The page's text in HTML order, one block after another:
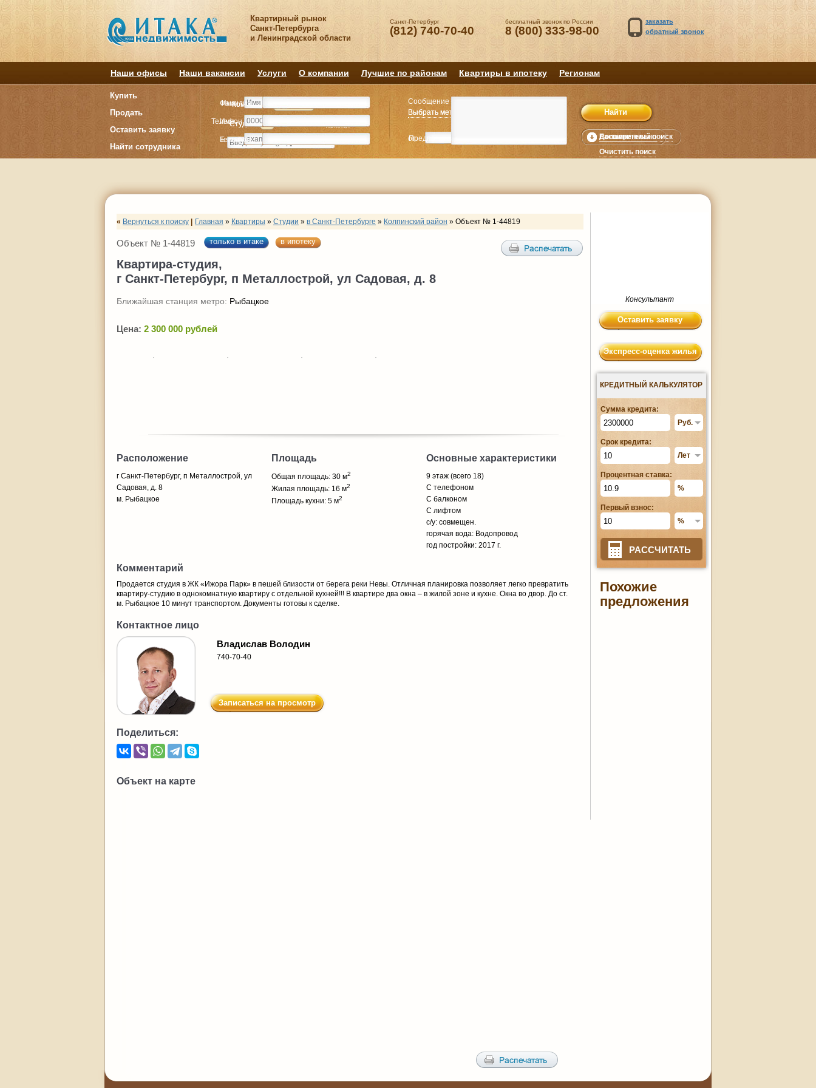
Квартирный рынок
Санкт-Петербурга
и Ленинградской области
Санкт-Петербург
(812) 740-70-40
бесплатный звонок по России
8 (800) 333-98-00
заказать
обратный звонок
Наши офисы Наши вакансии Услуги О компании Лучшие по районам Квартиры в ипотеку Регионам
Купить
Продать
Оставить заявку
Найти сотрудника
Комнату
Студия Комнат
Выбрать метро
от
Расширенный поиск
Очистить поиск
Комнату
Студия Комнат
Выбрать метро
Предпочитаемая цена Дополнительно
Имя
Телефон
E-mail
Сообщение
Фамилия
Имя
Телефон
« Вернуться к поиску Главная » Квартиры » Студии » в Санкт-Петербурге » Колпинский район » Объект № 1-44819
Объект № 1-44819 только в итаке в ипотеку
Квартира-студия,
г Санкт-Петербург, п Металлострой, ул Садовая, д. 8
Ближайшая станция метро: Рыбацкое
Цена: 2 300 000 рублей
Расположение
г Санкт-Петербург, п Металлострой, ул
Садовая, д. 8
м. Рыбацкое
Площадь
Общая площадь: 30 м2
Жилая площадь: 16 м2
Площадь кухни: 5 м2
Основные характеристики
9 этаж (всего 18)
С телефоном
С балконом
С лифтом
с/у: совмещен.
горячая вода: Водопровод
год постройки: 2017 г.
Комментарий
Продается студия в ЖК «Ижора Парк» в пешей близости от берега реки Невы. Отличная планировка позволяет легко превратить
квартиру-студию в однокомнатную квартиру с отдельной кухней!!! В квартире два окна – в жилой зоне и кухне. Окна во двор. До ст.
м. Рыбацкое 10 минут транспортом. Документы готовы к сделке.
Контактное лицо
Владислав Володин
740-70-40
Записаться на просмотр
Поделиться:
Объект на карте
Консультант
Оставить заявку
Экспресс-оценка жилья
КРЕДИТНЫЙ КАЛЬКУЛЯТОР
Сумма кредита:
Срок кредита:
Процентная ставка:
Первый взнос:
РАССЧИТАТЬ
Похожие
предложения